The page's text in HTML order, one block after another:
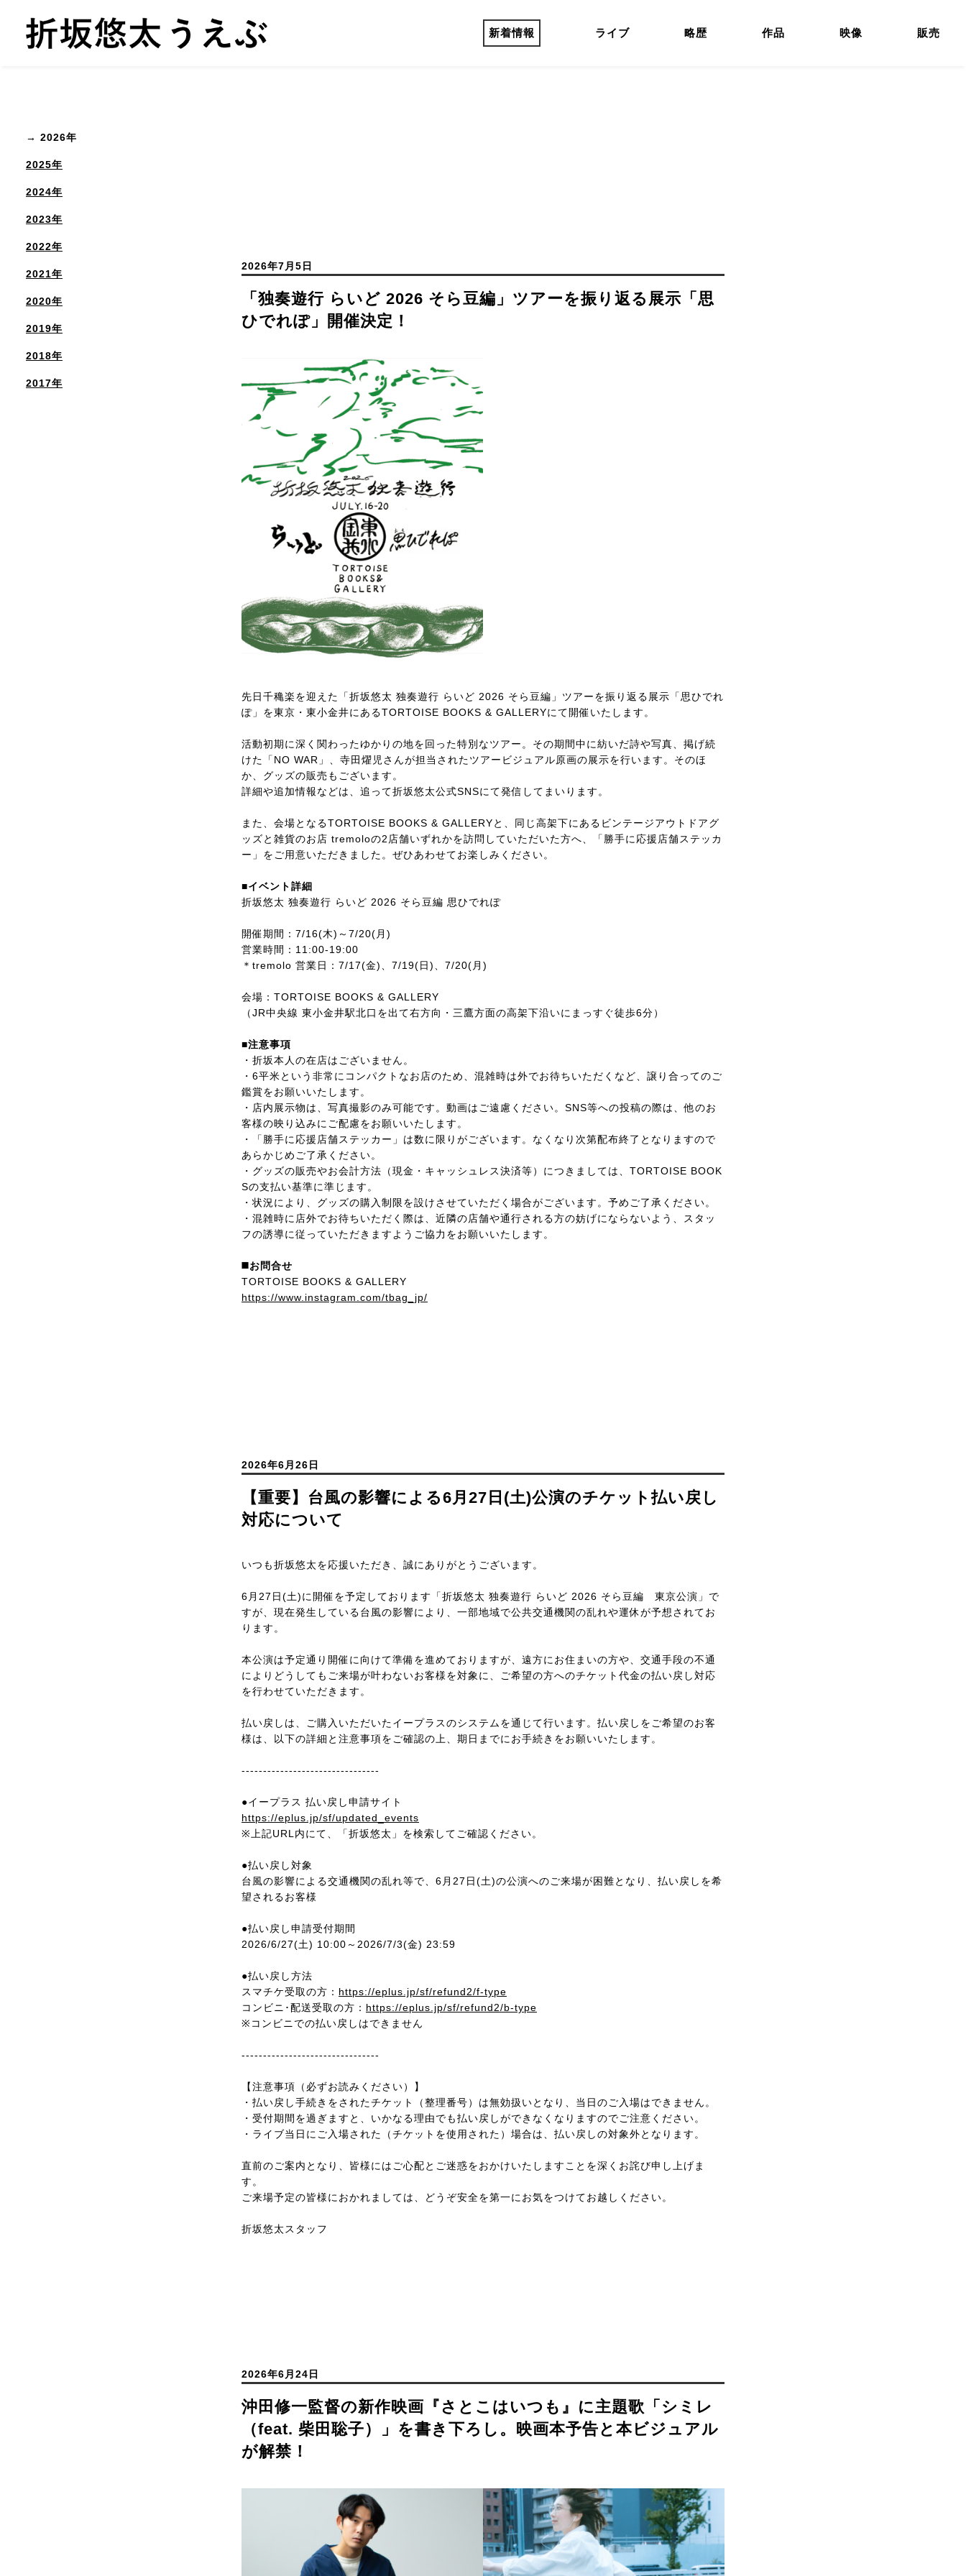
新着情報 ライブ 略歴 作品 映像 販売
2026年
2025年
2024年
2023年
2022年
2021年
2020年
2019年
2018年
2017年
2026年7月5日
「独奏遊行 らいど 2026 そら豆編」ツアーを振り返る展示「思
ひでれぽ」開催決定！
先日千穐楽を迎えた「折坂悠太 独奏遊行 らいど 2026 そら豆編」ツアーを振り返る展示「思ひでれ
ぽ」を東京・東小金井にあるTORTOISE BOOKS & GALLERYにて開催いたします。
活動初期に深く関わったゆかりの地を回った特別なツアー。その期間中に紡いだ詩や写真、掲げ続
けた「NO WAR」、寺田燿児さんが担当されたツアービジュアル原画の展示を行います。そのほ
か、グッズの販売もございます。
詳細や追加情報などは、追って折坂悠太公式SNSにて発信してまいります。
また、会場となるTORTOISE BOOKS & GALLERYと、同じ高架下にあるビンテージアウトドアグ
ッズと雑貨のお店 tremoloの2店舗いずれかを訪問していただいた方へ、「勝手に応援店舗ステッカ
ー」をご用意いただきました。ぜひあわせてお楽しみください。
■イベント詳細
折坂悠太 独奏遊行 らいど 2026 そら豆編 思ひでれぽ
開催期間：7/16(木)～7/20(月)
営業時間：11:00-19:00
＊tremolo 営業日：7/17(金)、7/19(日)、7/20(月)
会場：TORTOISE BOOKS & GALLERY
（JR中央線 東小金井駅北口を出て右方向・三鷹方面の高架下沿いにまっすぐ徒歩6分）
■注意事項
・折坂本人の在店はございません。
・6平米という非常にコンパクトなお店のため、混雑時は外でお待ちいただくなど、譲り合ってのご
鑑賞をお願いいたします。
・店内展示物は、写真撮影のみ可能です。動画はご遠慮ください。SNS等への投稿の際は、他のお
客様の映り込みにご配慮をお願いいたします。
・「勝手に応援店舗ステッカー」は数に限りがございます。なくなり次第配布終了となりますので
あらかじめご了承ください。
・グッズの販売やお会計方法（現金・キャッシュレス決済等）につきましては、TORTOISE BOOK
Sの支払い基準に準じます。
・状況により、グッズの購入制限を設けさせていただく場合がございます。予めご了承ください。
・混雑時に店外でお待ちいただく際は、近隣の店舗や通行される方の妨げにならないよう、スタッ
フの誘導に従っていただきますようご協力をお願いいたします。
◼️お問合せ
TORTOISE BOOKS & GALLERY
https://www.instagram.com/tbag_jp/
2026年6月26日
【重要】台風の影響による6月27日(土)公演のチケット払い戻し
対応について
いつも折坂悠太を応援いただき、誠にありがとうございます。
6月27日(土)に開催を予定しております「折坂悠太 独奏遊行 らいど 2026 そら豆編 東京公演」で
すが、現在発生している台風の影響により、一部地域で公共交通機関の乱れや運休が予想されてお
ります。
本公演は予定通り開催に向けて準備を進めておりますが、遠方にお住まいの方や、交通手段の不通
によりどうしてもご来場が叶わないお客様を対象に、ご希望の方へのチケット代金の払い戻し対応
を行わせていただきます。
払い戻しは、ご購入いただいたイープラスのシステムを通じて行います。払い戻しをご希望のお客
様は、以下の詳細と注意事項をご確認の上、期日までにお手続きをお願いいたします。
--------------------------------
●イープラス 払い戻し申請サイト
https://eplus.jp/sf/updated_events
※上記URL内にて、「折坂悠太」を検索してご確認ください。
●払い戻し対象
台風の影響による交通機関の乱れ等で、6月27日(土)の公演へのご来場が困難となり、払い戻しを希
望されるお客様
●払い戻し申請受付期間
2026/6/27(土) 10:00～2026/7/3(金) 23:59
●払い戻し方法
スマチケ受取の方： https://eplus.jp/sf/refund2/f-type
コンビニ･配送受取の方： https://eplus.jp/sf/refund2/b-type
※コンビニでの払い戻しはできません
--------------------------------
【注意事項（必ずお読みください）】
・払い戻し手続きをされたチケット（整理番号）は無効扱いとなり、当日のご入場はできません。
・受付期間を過ぎますと、いかなる理由でも払い戻しができなくなりますのでご注意ください。
・ライブ当日にご入場された（チケットを使用された）場合は、払い戻しの対象外となります。
直前のご案内となり、皆様にはご心配とご迷惑をおかけいたしますことを深くお詫び申し上げま
す。
ご来場予定の皆様におかれましては、どうぞ安全を第一にお気をつけてお越しください。
折坂悠太スタッフ
2026年6月24日
沖田修一監督の新作映画『さとこはいつも』に主題歌「シミレ
（feat. 柴田聡子）」を書き下ろし。映画本予告と本ビジュアル
が解禁！